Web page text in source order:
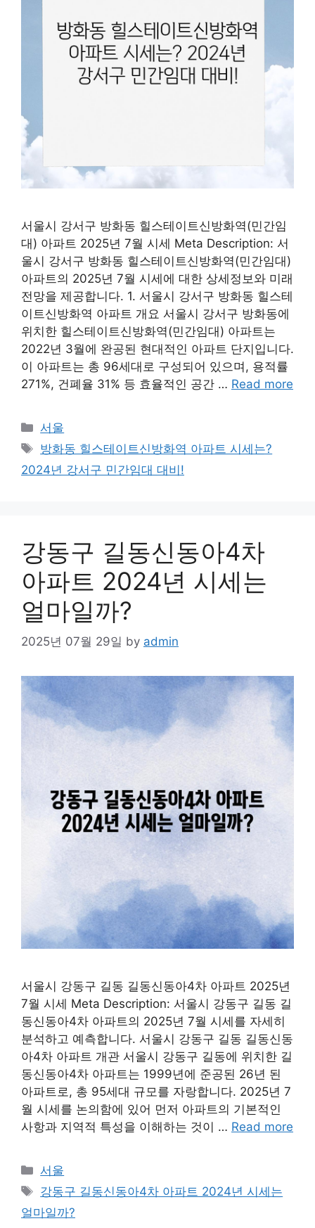
서울시 강서구 방화동 힐스테이트신방화역(민간임
대) 아파트 2025년 7월 시세 Meta Description: 서
울시 강서구 방화동 힐스테이트신방화역(민간임대)
아파트의 2025년 7월 시세에 대한 상세정보와 미래
전망을 제공합니다. 1. 서울시 강서구 방화동 힐스테
이트신방화역 아파트 개요 서울시 강서구 방화동에
위치한 힐스테이트신방화역(민간임대) 아파트는
2022년 3월에 완공된 현대적인 아파트 단지입니다.
이 아파트는 총 96세대로 구성되어 있으며, 용적률
271%, 건폐율 31% 등 효율적인 공간 … Read more
Categories
서울
Tags
방화동 힐스테이트신방화역 아파트 시세는?
2024년 강서구 민간임대 대비!
강동구 길동신동아4차
아파트 2024년 시세는
얼마일까?
2025년 07월 29일 by admin
서울시 강동구 길동 길동신동아4차 아파트 2025년
7월 시세 Meta Description: 서울시 강동구 길동 길
동신동아4차 아파트의 2025년 7월 시세를 자세히
분석하고 예측합니다. 서울시 강동구 길동 길동신동
아4차 아파트 개관 서울시 강동구 길동에 위치한 길
동신동아4차 아파트는 1999년에 준공된 26년 된
아파트로, 총 95세대 규모를 자랑합니다. 2025년 7
월 시세를 논의함에 있어 먼저 아파트의 기본적인
사항과 지역적 특성을 이해하는 것이 … Read more
Categories
서울
Tags
강동구 길동신동아4차 아파트 2024년 시세는
얼마일까?